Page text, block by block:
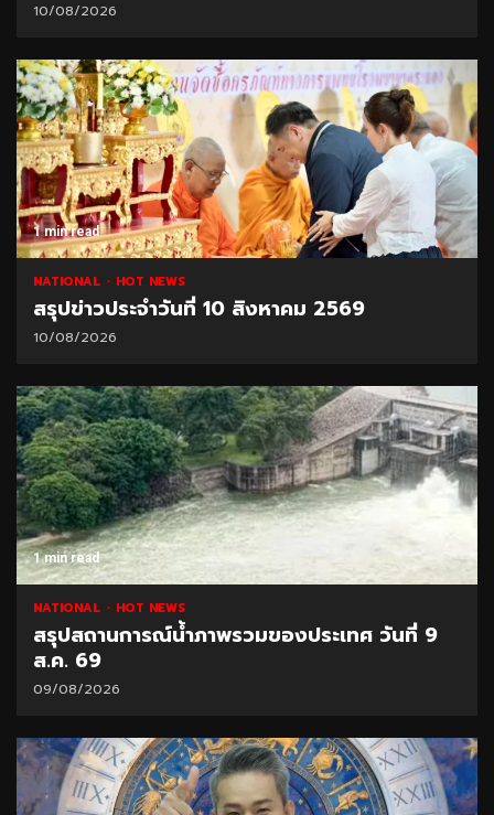
10/08/2026
1 min read
NATIONAL HOT NEWS
สรุปข่าวประจำวันที่ 10 สิงหาคม 2569
10/08/2026
1 min read
NATIONAL HOT NEWS
สรุปสถานการณ์น้ำภาพรวมของประเทศ วันที่ 9
ส.ค. 69
09/08/2026